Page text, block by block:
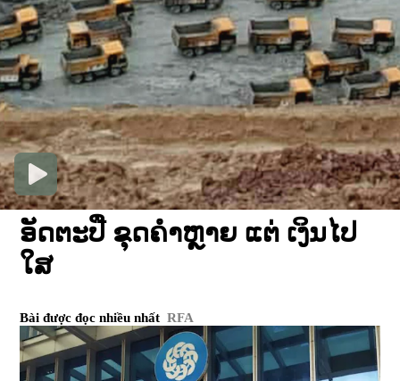
ອັດຕະປື ຂຸດຄໍາຫຼາຍ ແຕ່ ເງິນໄປ
ໃສ
Bài được đọc nhiều nhất RFA